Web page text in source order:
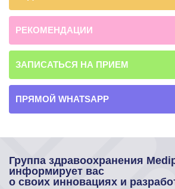
РЕКОМЕНДАЦИИ
ЗАПИСАТЬСЯ НА ПРИЕМ
ПРЯМОЙ WHATSAPP
Группа здравоохранения
информирует вас
о своих инновациях и